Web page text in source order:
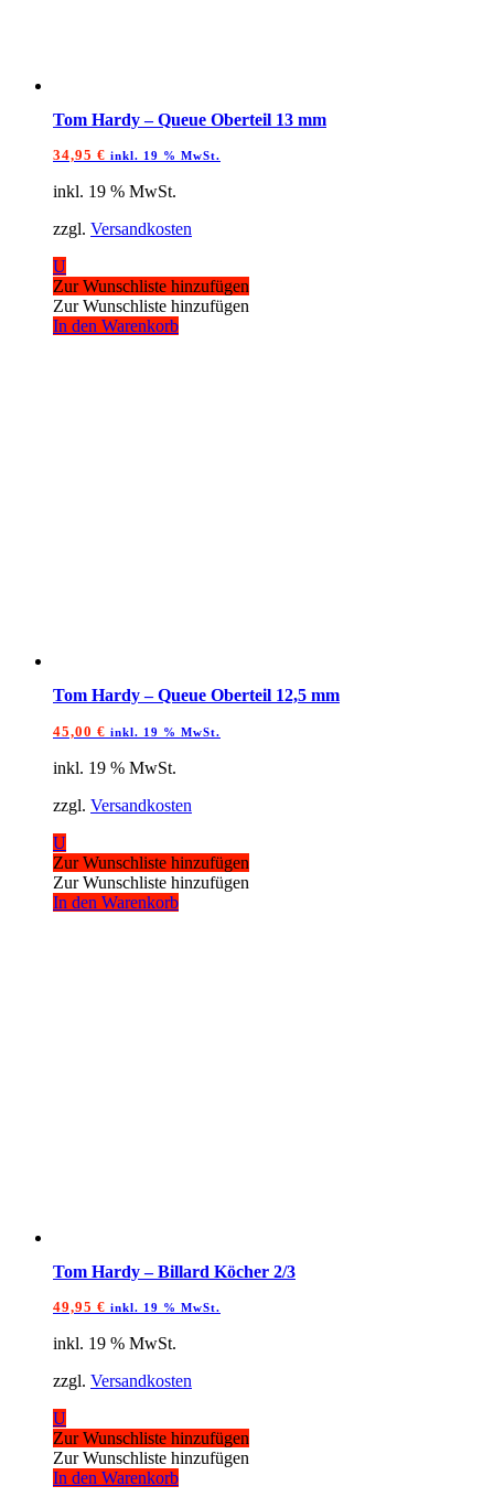
Tom Hardy – Queue Oberteil 13 mm
34,95 € inkl. 19 % MwSt.
inkl. 19 % MwSt.
zzgl. Versandkosten
U
Zur Wunschliste hinzufügen
Zur Wunschliste hinzufügen
In den Warenkorb
Tom Hardy – Queue Oberteil 12,5 mm
45,00 € inkl. 19 % MwSt.
inkl. 19 % MwSt.
zzgl. Versandkosten
U
Zur Wunschliste hinzufügen
Zur Wunschliste hinzufügen
In den Warenkorb
Tom Hardy – Billard Köcher 2/3
49,95 € inkl. 19 % MwSt.
inkl. 19 % MwSt.
zzgl. Versandkosten
U
Zur Wunschliste hinzufügen
Zur Wunschliste hinzufügen
In den Warenkorb